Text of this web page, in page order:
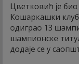
Цветковић је
Кошаркашки клуб
одиграо 13
шампионске
додаје се у